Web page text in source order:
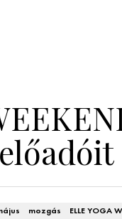
mozgás ELLE YOGA